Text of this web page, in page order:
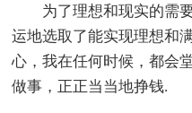
为了理想和现实的需
运地选取了能实现理想和
心，我在任何时候，都会
做事，正正当当地挣钱.